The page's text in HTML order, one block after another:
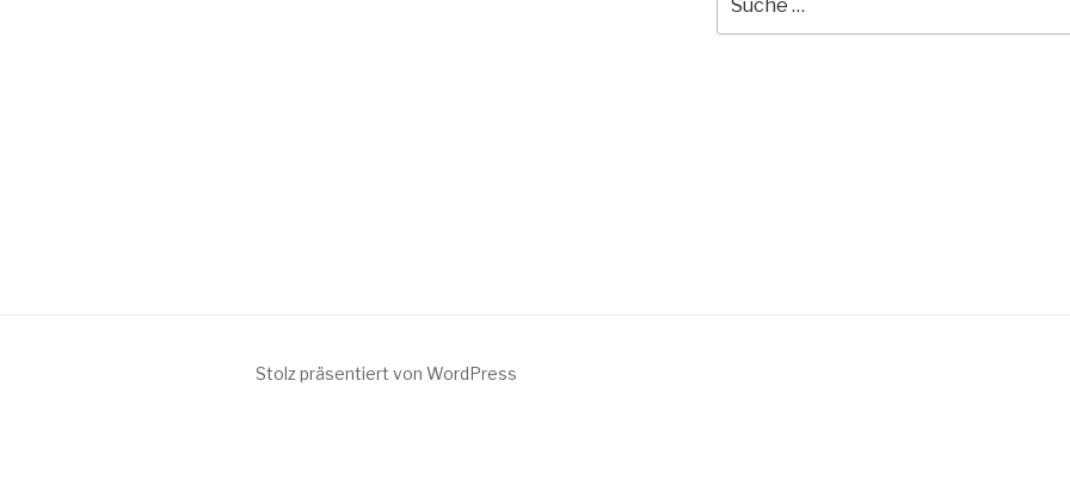
nach:
Stolz präsentiert von WordPress